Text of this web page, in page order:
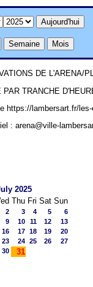
DE L'ARENA/
TRANCHE
https://lambersart.fr/
: arena@ville-
2025
Thu Fri Sat Sun
2 3 4 5
6
9 10 11 12
13
16 17 18 19
20
23 24 25 26
27
30 31